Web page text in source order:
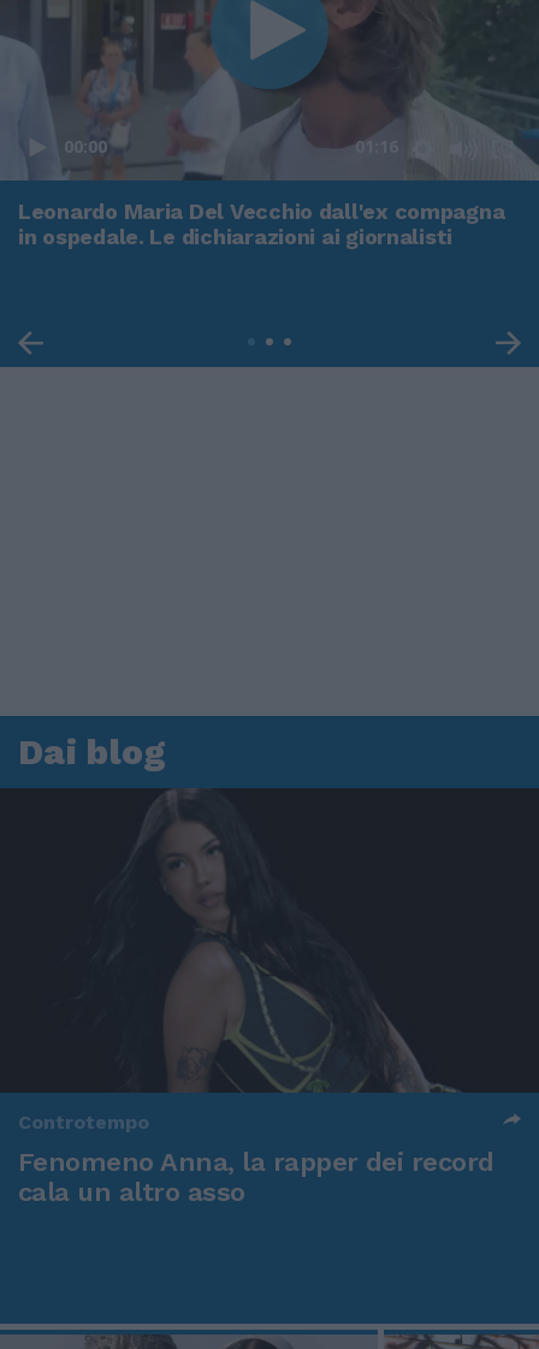
00:00 01:16
Leonardo Maria Del Vecchio dall'ex compagna
in ospedale. Le dichiarazioni ai giornalisti
Dai blog
Controtempo
Fenomeno Anna, la rapper dei record
cala un altro asso